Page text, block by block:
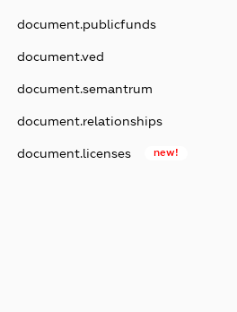
document.publicfunds
document.ved
document.semantrum
document.relationships
document.licenses new!